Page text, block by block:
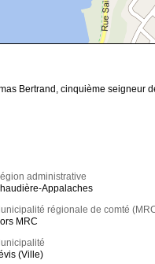
Bertrand, cinquième seigneur
administrative
Appalaches
régionale de comté
MRC
(Ville)